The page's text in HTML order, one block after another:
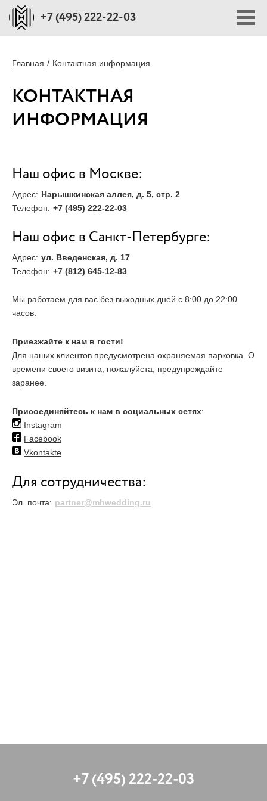
+7 (495) 222-22-03
ПЛОЩАДКИ
БЛОГ
О НАС
Главная Контактная информация
КОНТАКТНАЯ
ИНФОРМАЦИЯ
Наш офис в Москве:
Адрес: Нарышкинская аллея, д. 5, стр. 2
Телефон: +7 (495) 222-22-03
Наш офис в Санкт-Петербурге:
Адрес: ул. Введенская, д. 17
Телефон: +7 (812) 645-12-83
Мы работаем для вас без выходных дней с 8:00 до 22:00
часов.
Приезжайте к нам в гости!
Для наших клиентов предусмотрена охраняемая парковка. О
времени своего визита, пожалуйста, предупреждайте
заранее.
Присоединяйтесь к нам в социальных сетях:
Instagram
Facebook
Vkontakte
Для сотрудничества:
Эл. почта: partner@mhwedding.ru
+7 (495) 222-22-03